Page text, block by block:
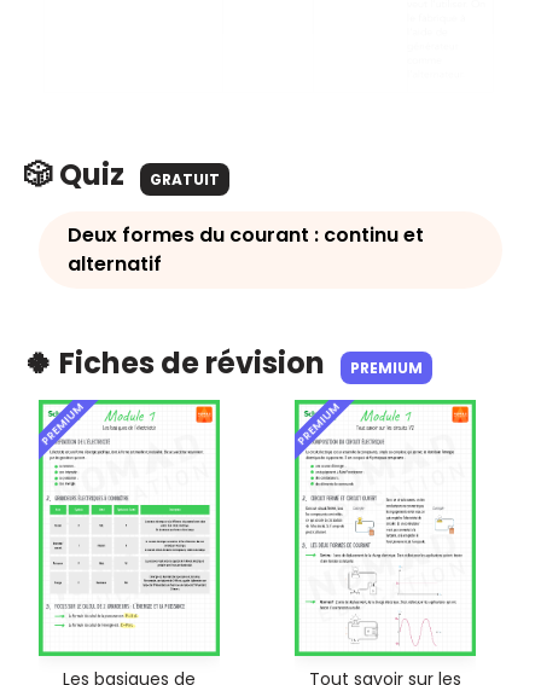
🎲 Quiz GRATUIT
Deux formes du courant : continu et
alternatif
🍀 Fiches de révision PREMIUM
PREMIUM
Les basiques de
PREMIUM
Tout savoir sur les